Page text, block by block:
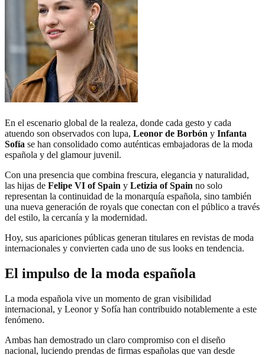
En el escenario global de la realeza, donde cada gesto y cada
atuendo son observados con lupa, Leonor de Borbón y Infanta
Sofía se han consolidado como auténticas embajadoras de la moda
española y del glamour juvenil.
Con una presencia que combina frescura, elegancia y naturalidad,
las hijas de Felipe VI of Spain y Letizia of Spain no solo
representan la continuidad de la monarquía española, sino también
una nueva generación de royals que conectan con el público a través
del estilo, la cercanía y la modernidad.
Hoy, sus apariciones públicas generan titulares en revistas de moda
internacionales y convierten cada uno de sus looks en tendencia.
El impulso de la moda española
La moda española vive un momento de gran visibilidad
internacional, y Leonor y Sofía han contribuido notablemente a este
fenómeno.
Ambas han demostrado un claro compromiso con el diseño
nacional, luciendo prendas de firmas españolas que van desde